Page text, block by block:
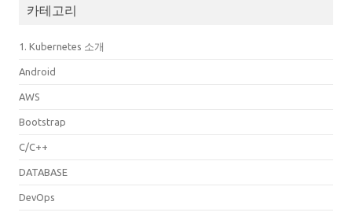
카테고리
1. Kubernetes 소개
Android
AWS
Bootstrap
C/C++
DATABASE
DevOps